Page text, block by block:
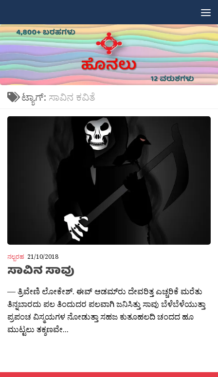
ಟ್ಯಾಗ್: ಸಾವಿನ ಕವಿತೆ
ನಲ್ಬರಹ 21/10/2018
ಸಾವಿನ ಸಾವು
— ತ್ರಿವೇಣಿ ಲೋಕೇಶ್. ಈವ್ ಆಡಮ್‌ರು ದೇವರಿತ್ತ ಎಚ್ಚರಿಕೆ ಮರೆತು
ತಿನ್ನಬಾರದು ಪಲ ತಿಂದುದರ ಪಲವಾಗಿ ಜನಿಸಿತ್ತು ಸಾವು ಬೆಳೆಬೆಳೆಯುತ್ತಾ
ಪ್ರಪಂಚ ವಿಸ್ಮಯಗಳ ನೋಡುತ್ತಾ ಸಹಜ ಕುತೂಹಲದಿ ಚಂದದ ಹೂ
ಮುಟ್ಟಲು ತಕ್ಶಣವೇ...